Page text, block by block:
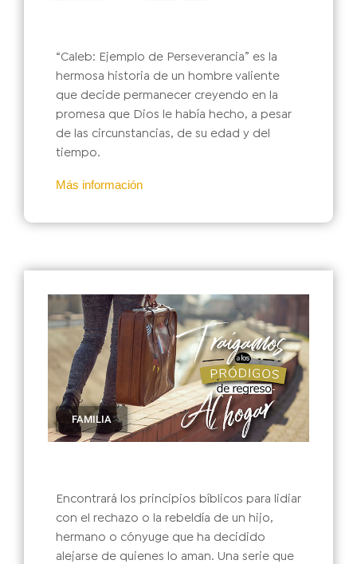
“Caleb: Ejemplo de Perseverancia” es la
hermosa historia de un hombre valiente
que decide permanecer creyendo en la
promesa que Dios le había hecho, a pesar
de las circunstancias, de su edad y del
tiempo.
Más información
FAMILIA
Encontrará los principios bíblicos para lidiar
con el rechazo o la rebeldía de un hijo,
hermano o cónyuge que ha decidido
alejarse de quienes lo aman. Una serie que